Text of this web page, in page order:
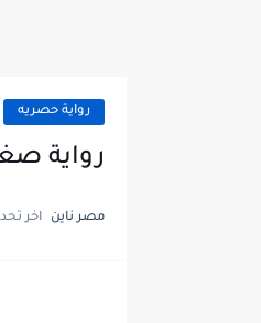
رواية حصريه
رواية صغيرة ولكن ج2
مصر ناين اخر